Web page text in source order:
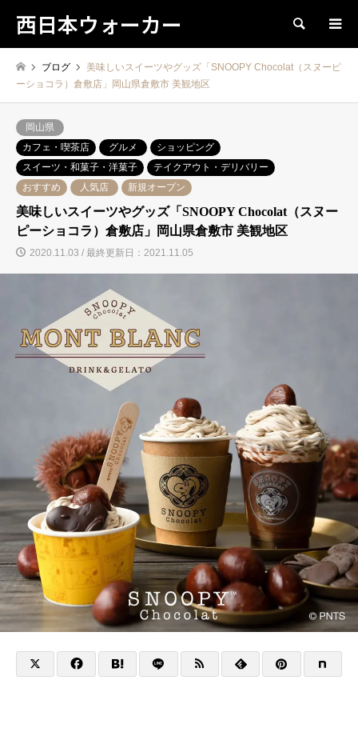
西日本ウォーカー 検索
ブログ
美味しいスイーツやグッズ「SNOOPY Chocolat（スヌーピ
ーショコラ）倉敷店」岡山県倉敷市 美観地区
岡山県
カフェ・喫茶店
グルメ
ショッピング
スイーツ・和菓子・洋菓子
テイクアウト・デリバリー
おすすめ
人気店 新規オープン
美味しいスイーツやグッズ「SNOOPY Chocolat（スヌー
ピーショコラ）倉敷店」岡山県倉敷市 美観地区
2020.11.03 / 最終更新日：2021.11.05